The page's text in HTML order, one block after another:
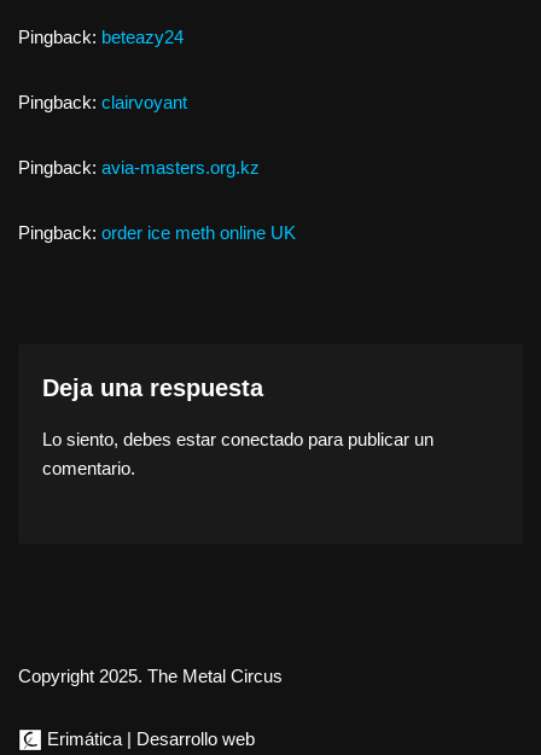
Pingback: beteazy24
Pingback: clairvoyant
Pingback: avia-masters.org.kz
Pingback: order ice meth online UK
Deja una respuesta
Lo siento, debes estar conectado para publicar un
comentario.
Copyright 2025. The Metal Circus
Erimática | Desarrollo web